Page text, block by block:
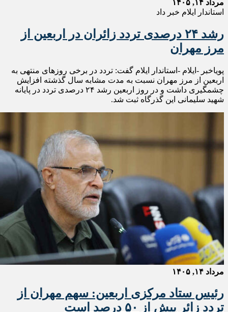
مرداد ۱۴, ۱۴۰۵
استاندار ایلام خبر داد
رشد ۲۴ درصدی تردد زائران در اربعین از
مرز مهران
پویاخبر -ایلام -استاندار ایلام گفت: تردد در برخی روزهای منتهی به
اربعین از مرز مهران نسبت به مدت مشابه سال گذشته افزایش
چشمگیری داشت و در روز اربعین رشد ۲۴ درصدی تردد در پایانه
شهید سلیمانی این گذرگاه ثبت شد.
مرداد ۱۴, ۱۴۰۵
رئیس ستاد مرکزی اربعین: سهم مهران از
تردد زائر بیش از ۵۰ درصد است